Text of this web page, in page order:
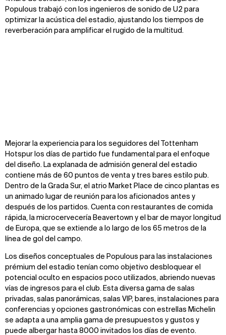
Populous trabajó con los ingenieros de sonido de U2 para
optimizar la acústica del estadio, ajustando los tiempos de
reverberación para amplificar el rugido de la multitud.
Zoom
Zoom
Zoom
Mejorar la experiencia para los seguidores del Tottenham
Hotspur los días de partido fue fundamental para el enfoque
del diseño. La explanada de admisión general del estadio
contiene más de 60 puntos de venta y tres bares estilo pub.
Dentro de la Grada Sur, el atrio Market Place de cinco plantas es
un animado lugar de reunión para los aficionados antes y
después de los partidos. Cuenta con restaurantes de comida
rápida, la microcervecería Beavertown y el bar de mayor longitud
de Europa, que se extiende a lo largo de los 65 metros de la
línea de gol del campo.
Los diseños conceptuales de Populous para las instalaciones
prémium del estadio tenían como objetivo desbloquear el
potencial oculto en espacios poco utilizados, abriendo nuevas
vías de ingresos para el club. Esta diversa gama de salas
privadas, salas panorámicas, salas VIP, bares, instalaciones para
conferencias y opciones gastronómicas con estrellas Michelin
se adapta a una amplia gama de presupuestos y gustos y
puede albergar hasta 8000 invitados los días de evento.